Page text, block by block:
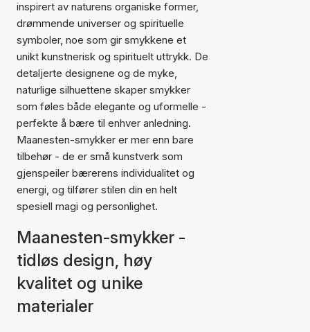
inspirert av naturens organiske former,
drømmende universer og spirituelle
symboler, noe som gir smykkene et
unikt kunstnerisk og spirituelt uttrykk. De
detaljerte designene og de myke,
naturlige silhuettene skaper smykker
som føles både elegante og uformelle -
perfekte å bære til enhver anledning.
Maanesten-smykker er mer enn bare
tilbehør - de er små kunstverk som
gjenspeiler bærerens individualitet og
energi, og tilfører stilen din en helt
spesiell magi og personlighet.
Maanesten-smykker -
tidløs design, høy
kvalitet og unike
materialer